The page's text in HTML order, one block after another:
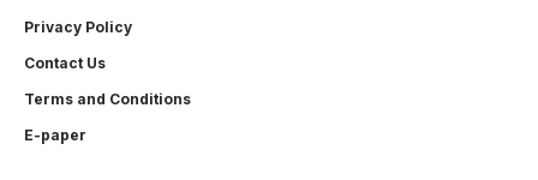
Privacy Policy
Contact Us
Terms and Conditions
E-paper